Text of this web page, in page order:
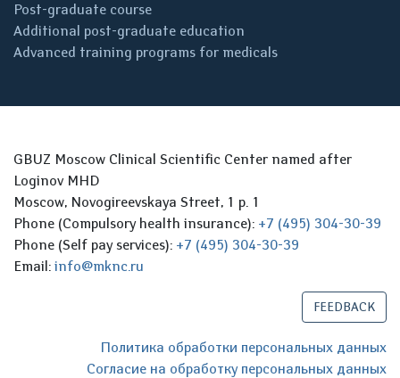
Post-graduate course
Additional post-graduate education
Advanced training programs for medicals
GBUZ Moscow Clinical Scientific Center named after
Loginov MHD
Moscow, Novogireevskaya Street, 1 p. 1
Phone (Compulsory health insurance): +7 (495) 304-30-39
Phone (Self pay services): +7 (495) 304-30-39
Email: info@mknc.ru
FEEDBACK
Политика обработки персональных данных
Согласие на обработку персональных данных